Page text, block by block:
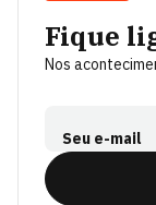
Fique
Nos
Seu e-mail